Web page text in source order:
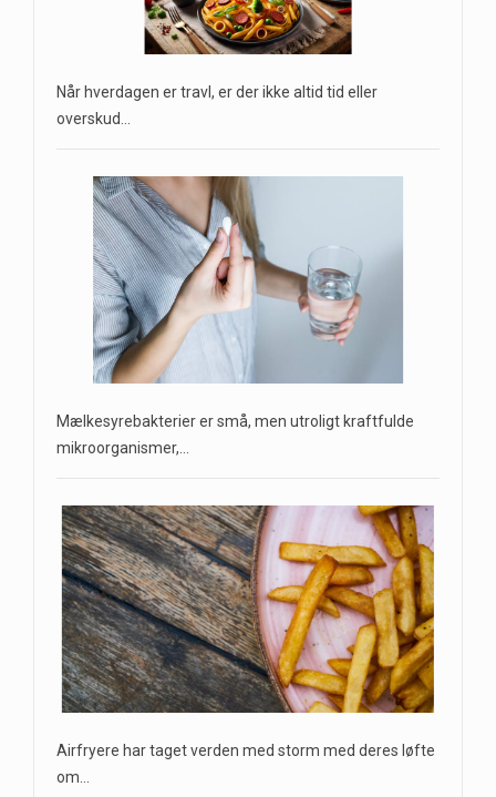
Når hverdagen er travl, er der ikke altid tid eller
overskud…
Mælkesyrebakterier er små, men utroligt kraftfulde
mikroorganismer,…
Airfryere har taget verden med storm med deres løfte
om…